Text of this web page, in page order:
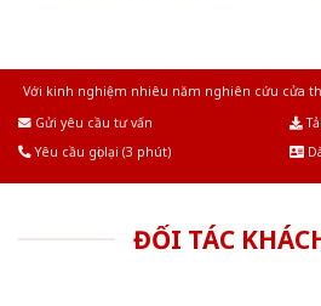
Với kinh nghiệm nhiêu năm nghiên cứu cửa
Gửi yêu cầu tư vấn
Yêu cầu gọi lại (3 phút)
ĐỐI TÁC